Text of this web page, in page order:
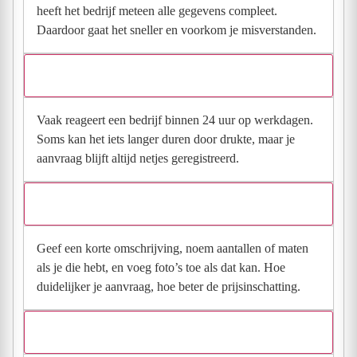
heeft het bedrijf meteen alle gegevens compleet.
Daardoor gaat het sneller en voorkom je misverstanden.
Vaak reageert een bedrijf binnen 24 uur op werkdagen.
Soms kan het iets langer duren door drukte, maar je
aanvraag blijft altijd netjes geregistreerd.
Geef een korte omschrijving, noem aantallen of maten
als je die hebt, en voeg foto’s toe als dat kan. Hoe
duidelijker je aanvraag, hoe beter de prijsinschatting.